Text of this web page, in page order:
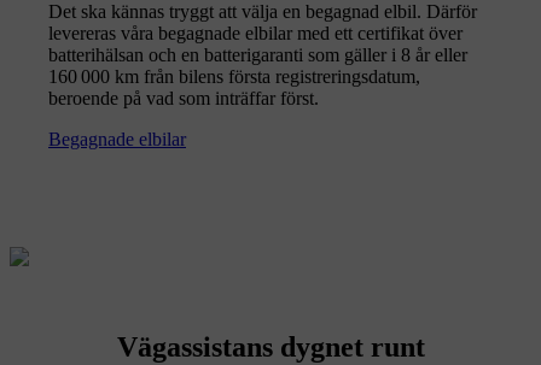
Det ska kännas tryggt att välja en begagnad elbil. Därför
levereras våra begagnade elbilar med ett certifikat över
batterihälsan och en batterigaranti som gäller i 8 år eller
160 000 km från bilens första registreringsdatum,
beroende på vad som inträffar först.
Begagnade elbilar
Vägassistans dygnet runt